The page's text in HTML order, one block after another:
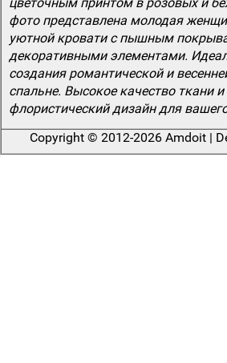
фото представлена молодая
уютной кровати с пышным
декоративными элементами.
создания романтической и
спальне. Высокое качество ткани
флористический дизайн для
Copyright © 2012-2026 Amdoit |